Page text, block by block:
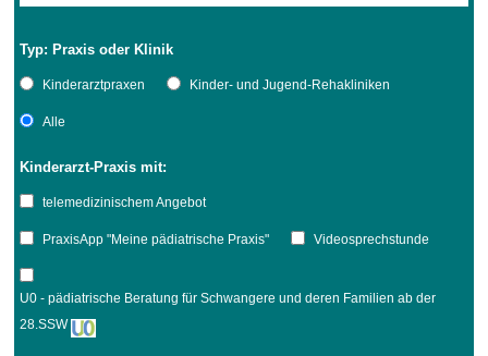
Typ: Praxis oder Klinik
Kinderarztpraxen Kinder- und Jugend-Rehakliniken
Alle
Kinderarzt-Praxis mit:
telemedizinischem Angebot
PraxisApp "Meine pädiatrische Praxis" Videosprechstunde
U0 - pädiatrische Beratung für Schwangere und deren Familien ab der
28.SSW